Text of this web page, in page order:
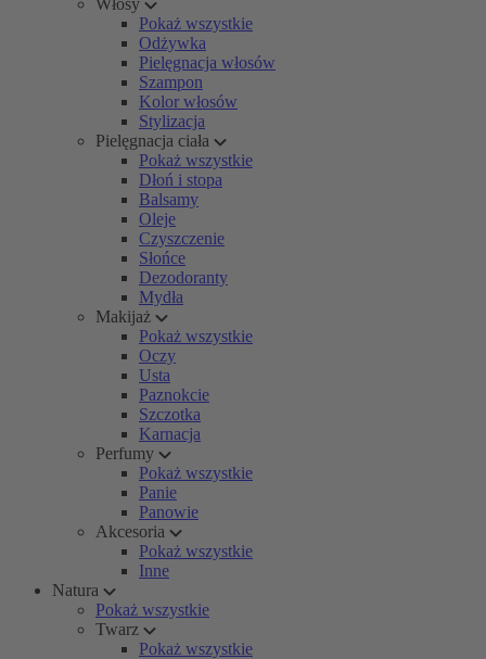
Włosy
Pokaż wszystkie
Odżywka
Pielęgnacja włosów
Szampon
Kolor włosów
Stylizacja
Pielęgnacja ciała
Pokaż wszystkie
Dłoń i stopa
Balsamy
Oleje
Czyszczenie
Słońce
Dezodoranty
Mydła
Makijaż
Pokaż wszystkie
Oczy
Usta
Paznokcie
Szczotka
Karnacja
Perfumy
Pokaż wszystkie
Panie
Panowie
Akcesoria
Pokaż wszystkie
Inne
Natura
Pokaż wszystkie
Twarz
Pokaż wszystkie